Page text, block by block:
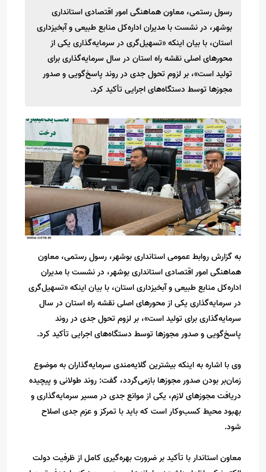
رسول رستمی، معاون هماهنگی امور اقتصادی استانداری
بوشهر، در نشست با مدیران اداره‌کل منابع طبیعی و آبخیزداری
استان، با بیان اینکه «تسهیل‌گری در سرمایه‌گذاری یکی از
محورهای اصلی نقشه راه استان در سال سرمایه‌گذاری برای
تولید است»، بر لزوم تحول جدی در روند پاسخ‌گویی و صدور
مجوزها توسط دستگاه‌های اجرایی تأکید کرد.
به گزارش روابط عمومی استانداری بوشهر، رسول رستمی، معاون
هماهنگی امور اقتصادی استانداری بوشهر، در نشست با مدیران
اداره‌کل منابع طبیعی و آبخیزداری استان، با بیان اینکه «تسهیل‌گری
در سرمایه‌گذاری یکی از محورهای اصلی نقشه راه استان در سال
سرمایه‌گذاری برای تولید است»، بر لزوم تحول جدی در روند
پاسخ‌گویی و صدور مجوزها توسط دستگاه‌های اجرایی تأکید کرد.
وی با اشاره به اینکه بیشترین گلایه‌مندی سرمایه‌گذاران به موضوع
زمان‌بر بودن صدور مجوزها بازمی‌گردد، گفت: روند طولانی و پیچیده
دریافت مجوزهای لازم، یکی از موانع جدی در مسیر سرمایه‌گذاری و
بهبود محیط کسب‌وکار است که باید با تمرکز و عزم جدی اصلاح
شود.
معاون استاندار با تأکید بر ضرورت بهره‌گیری کامل از ظرفیت دولت